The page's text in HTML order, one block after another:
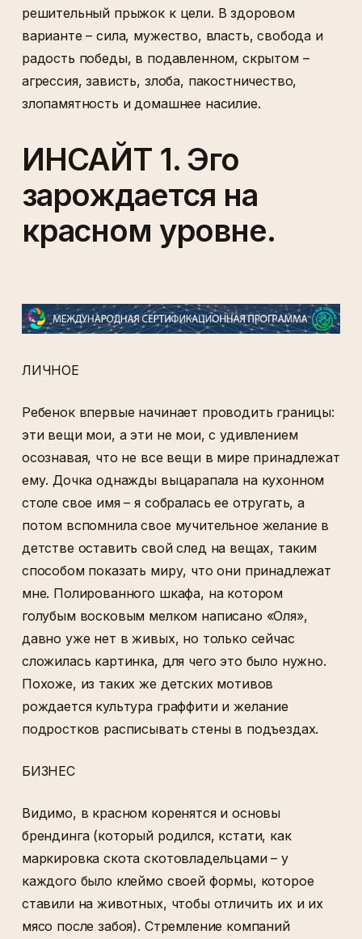
решительный прыжок к цели. В здоровом
варианте – сила, мужество, власть, свобода и
радость победы, в подавленном, скрытом –
агрессия, зависть, злоба, пакостничество,
злопамятность и домашнее насилие.
ИНСАЙТ 1. Эго
зарождается на
красном уровне.
ЛИЧНОЕ
Ребенок впервые начинает проводить границы:
эти вещи мои, а эти не мои, с удивлением
осознавая, что не все вещи в мире принадлежат
ему. Дочка однажды выцарапала на кухонном
столе свое имя – я собралась ее отругать, а
потом вспомнила свое мучительное желание в
детстве оставить свой след на вещах, таким
способом показать миру, что они принадлежат
мне. Полированного шкафа, на котором
голубым восковым мелком написано «Оля»,
давно уже нет в живых, но только сейчас
сложилась картинка, для чего это было нужно.
Похоже, из таких же детских мотивов
рождается культура граффити и желание
подростков расписывать стены в подъездах.
БИЗНЕС
Видимо, в красном коренятся и основы
брендинга (который родился, кстати, как
маркировка скота скотовладельцами – у
каждого было клеймо своей формы, которое
ставили на животных, чтобы отличить их и их
мясо после забоя). Стремление компаний